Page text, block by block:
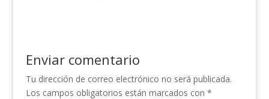
Enviar comentario
Tu dirección de correo electrónico no será publicada.
Los campos obligatorios están marcados con *